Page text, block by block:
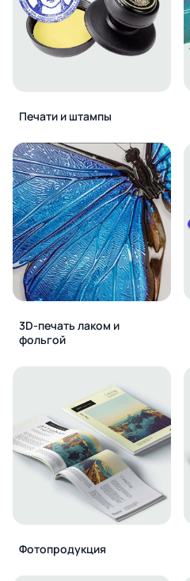
Печати и штампы
3D-печать лаком и
фольгой
Фотопродукция